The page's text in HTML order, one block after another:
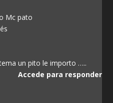
Mc pato
un pito le importo …..
Accede para responder